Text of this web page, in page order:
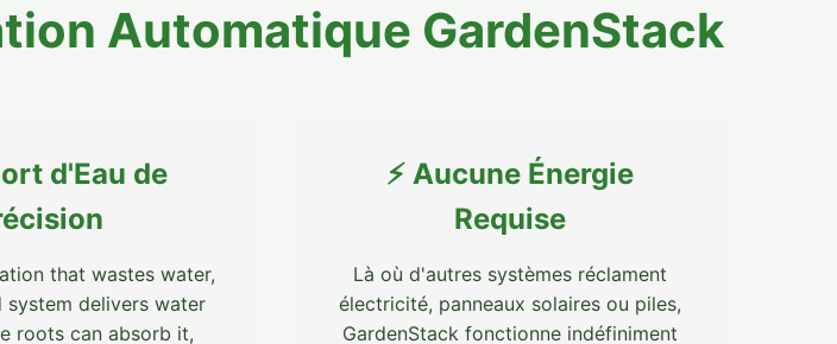
Automatique GardenStack
d'Eau de
that wastes water,
system delivers water
roots can absorb it,
⚡ Aucune Énergie
Requise
Là où d'autres systèmes réclament
électricité, panneaux solaires ou piles,
GardenStack fonctionne indéfiniment